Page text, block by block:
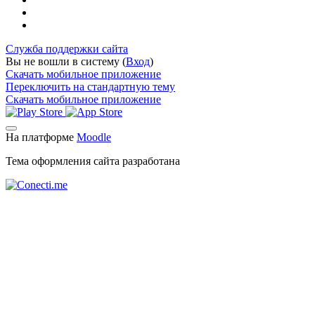
Служба поддержки сайта
Вы не вошли в систему (Вход)
Скачать мобильное приложение
Переключить на стандартную тему
Скачать мобильное приложение
На платформе Moodle
Тема оформления сайта разработана